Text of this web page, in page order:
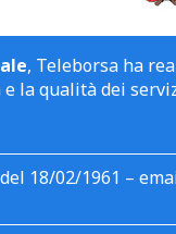
, Teleborsa ha
e la qualità dei
18/02/1961 –